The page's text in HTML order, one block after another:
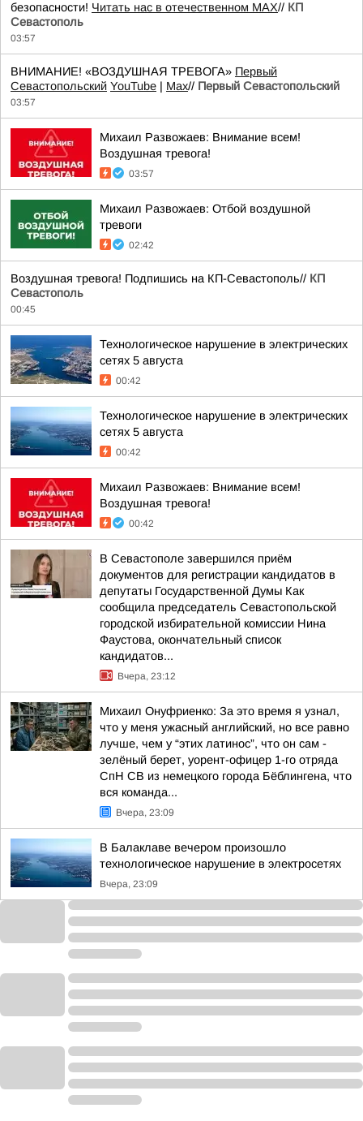
безопасности! Читать нас в отечественном MAX// КП
Севастополь
03:57
ВНИМАНИЕ! «ВОЗДУШНАЯ ТРЕВОГА» Первый
Севастопольский YouTube | Max// Первый Севастопольский
03:57
Михаил Развожаев: Внимание всем!
Воздушная тревога!
03:57
Михаил Развожаев: Отбой воздушной
тревоги
02:42
Воздушная тревога! Подпишись на КП-Севастополь// КП
Севастополь
00:45
Технологическое нарушение в электрических
сетях 5 августа
00:42
Технологическое нарушение в электрических
сетях 5 августа
00:42
Михаил Развожаев: Внимание всем!
Воздушная тревога!
00:42
В Севастополе завершился приём
документов для регистрации кандидатов в
депутаты Государственной Думы Как
сообщила председатель Севастопольской
городской избирательной комиссии Нина
Фаустова, окончательный список
кандидатов...
Вчера, 23:12
Михаил Онуфриенко: За это время я узнал,
что у меня ужасный английский, но все равно
лучше, чем у “этих латинос”, что он сам -
зелёный берет, уорент-офицер 1-го отряда
СпН СВ из немецкого города Бёблингена, что
вся команда...
Вчера, 23:09
В Балаклаве вечером произошло
технологическое нарушение в электросетях
Вчера, 23:09